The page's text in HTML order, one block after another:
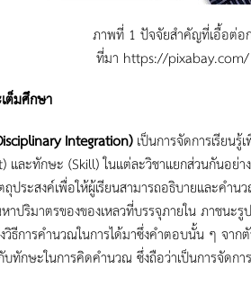
ภาพที่ 1 ปัจจัยสำคัญที่เอื้อต่อก
ที่มา https://
ต็มศึกษา
Integration) เป็นการจัดการเรียน
ละทักษะ (Skill) ในแต่ละวิชาแยกส่วนกันอย่
ประสงค์เพื่อให้ผู้เรียนสามารถอธิบายและคำ
าปริมาตรของของเหลวที่บรรจุภายใน ภาชน
วิธีการคำนวณในการได้มาซึ่งคำตอบนั้น ๆ จาก
ทักษะในการคิดคำนวณ ซึ่งถือว่าเป็นการจัดกา